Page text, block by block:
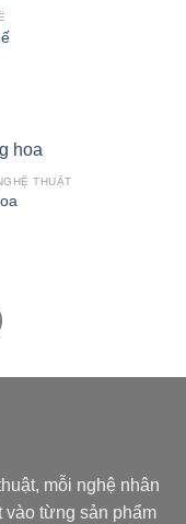
THUẬT
mỗi nghệ nhân
vào từng sản phẩm